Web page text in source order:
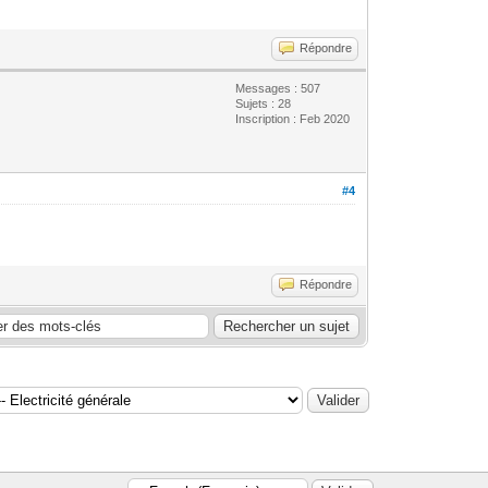
Répondre
Messages : 507
Sujets : 28
Inscription : Feb 2020
#4
Répondre